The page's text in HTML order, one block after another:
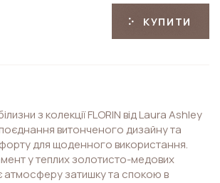
КУПИТИ
з колекції FLORIN від Laura Ashley
витонченого дизайну та
для щоденного використання.
у теплих золотисто-медових
атмосферу затишку та спокою в